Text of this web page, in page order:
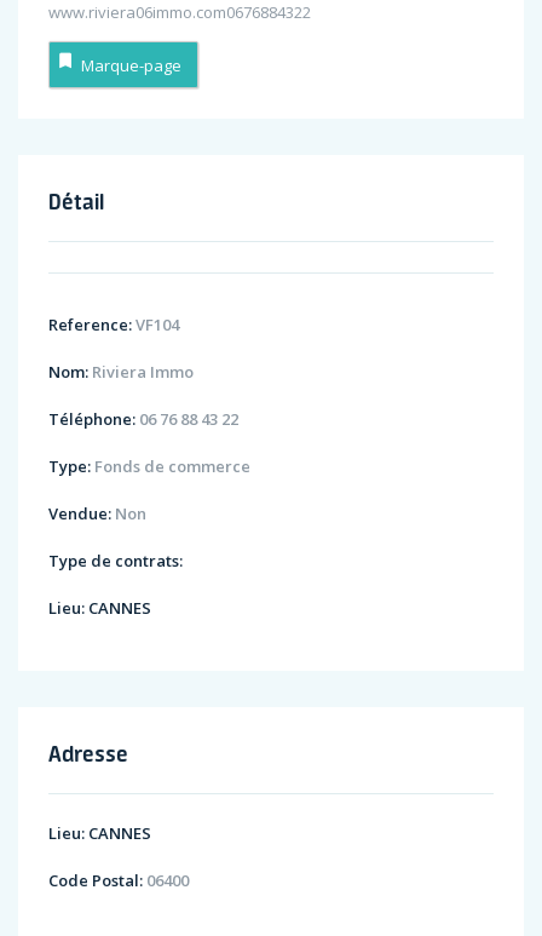
www.riviera06immo.com0676884322
Marque-page
Détail
Reference:VF104
Nom: Riviera Immo
Téléphone: 06 76 88 43 22
Type: Fonds de commerce
Vendue: Non
Type de contrats:
Lieu: CANNES
Adresse
Lieu: CANNES
Code Postal: 06400